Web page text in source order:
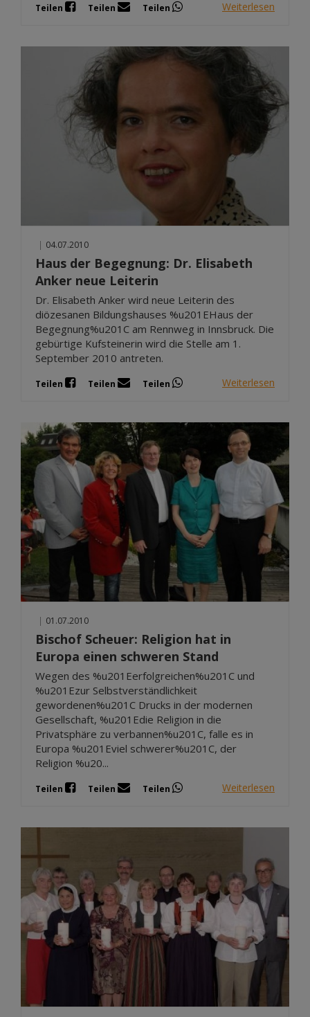
Teilen Teilen Teilen Weiterlesen
| 04.07.2010
Haus der Begegnung: Dr. Elisabeth
Anker neue Leiterin
Dr. Elisabeth Anker wird neue Leiterin des
diözesanen Bildungshauses %u201EHaus der
Begegnung%u201C am Rennweg in Innsbruck. Die
gebürtige Kufsteinerin wird die Stelle am 1.
September 2010 antreten.
Teilen Teilen Teilen Weiterlesen
| 01.07.2010
Bischof Scheuer: Religion hat in
Europa einen schweren Stand
Wegen des %u201Eerfolgreichen%u201C und
%u201Ezur Selbstverständlichkeit
gewordenen%u201C Drucks in der modernen
Gesellschaft, %u201Edie Religion in die
Privatsphäre zu verbannen%u201C, falle es in
Europa %u201Eviel schwerer%u201C, der
Religion %u20...
Teilen Teilen Teilen Weiterlesen